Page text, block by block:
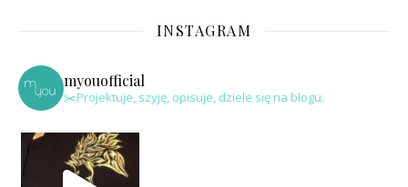
INSTAGRAM
myouofficial
✂️Projektuje, szyję, opisuje, dziele się na blogu.